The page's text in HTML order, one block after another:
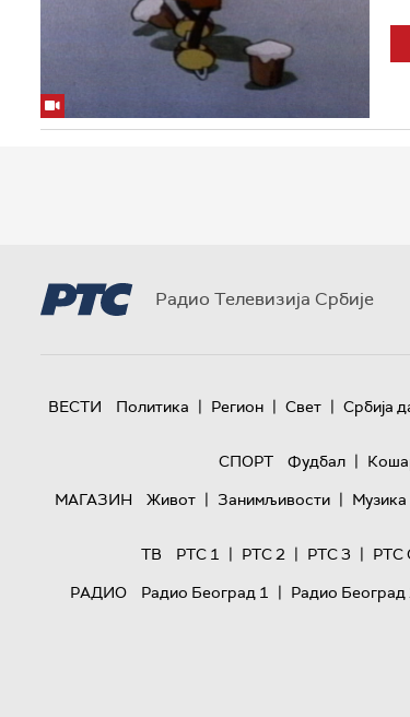
Радио Телевизија Србије
ВЕСТИ Политика | Регион | Свет | Србија
СПОРТ
Фудбал |
МАГАЗИН
Живот | Занимљивости | Музика
ТВ
РТС 1 | РТС 2 | РТС 3 | РТС
РАДИО
Радио Београд 1 | Радио Београд